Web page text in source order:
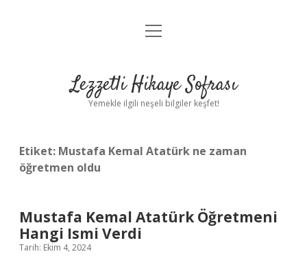
Anasayfa
Yasal Uyarı
menüyü
Lezzetli Hikaye Sofrası
Yemekle ilgili neşeli bilgiler keşfet!
Etiket: Mustafa Kemal Atatürk ne zaman
öğretmen oldu
Mustafa Kemal Atatürk Öğretmeni
Hangi Ismi Verdi
Tarih: Ekim 4, 2024